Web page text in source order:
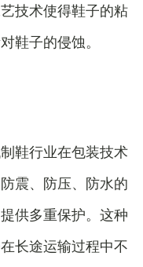
技术使得鞋子的粘
鞋子的侵蚀。
鞋行业在包装技术
震、防压、防水的
供多重保护。这种
长途运输过程中不